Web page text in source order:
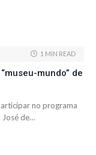
1 MIN READ
mundo” de
no programa
José de…